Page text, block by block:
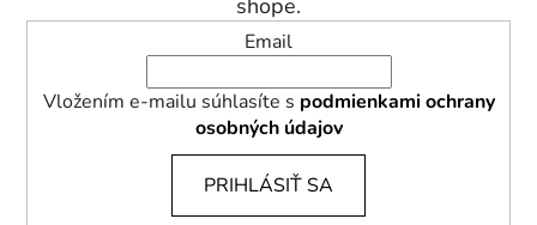
shope.
Email
Vložením e-mailu súhlasíte s podmienkami ochrany
osobných údajov
PRIHLÁSIŤ SA